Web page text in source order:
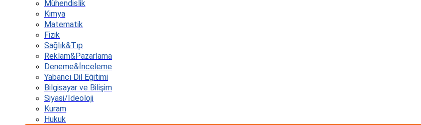
Mühendislik
Kimya
Matematik
Fizik
Sağlık&Tıp
Reklam&Pazarlama
Deneme&İnceleme
Yabancı Dil Eğitimi
Bilgisayar ve Bilişim
Siyasi/İdeoloji
Kuram
Hukuk